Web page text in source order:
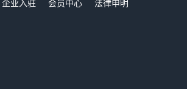
企业入驻 会员中心
法律申明